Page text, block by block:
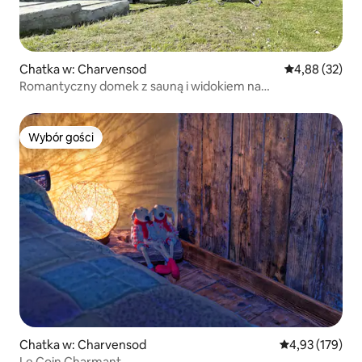
Chatka w: Charvensod Średnia
4,88 (32)
Romantyczny domek z sauną i widokiem na
Wybór gości
Wybór gości
Chatka w: Charvensod Średnia
4,93 (179)